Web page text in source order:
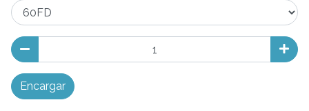
Encargar